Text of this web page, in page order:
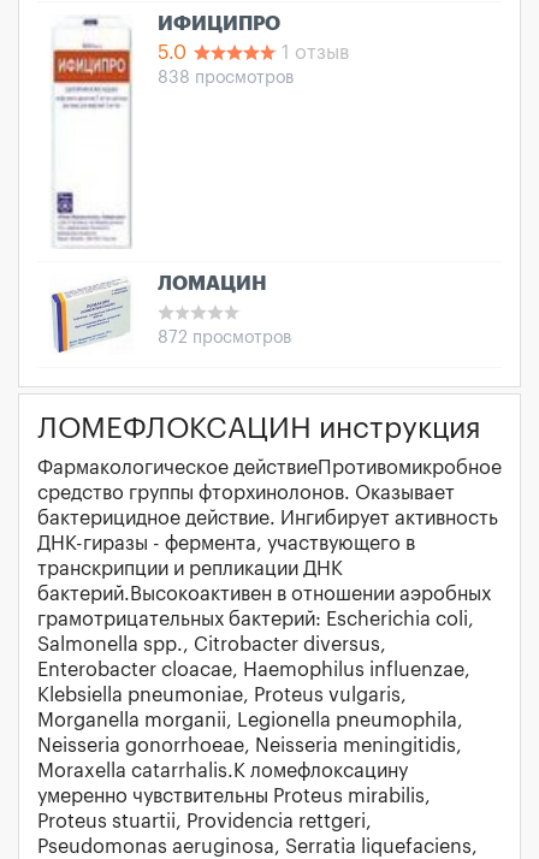
ИФИЦИПРО
5.0
1 отзыв
838 просмотров
ЛОМАЦИН
872 просмотров
ЛОМЕФЛОКСАЦИН инструкция
Фармакологическое действиеПротивомикробное
средство группы фторхинолонов. Оказывает
бактерицидное действие. Ингибирует активность
ДНК-гиразы - фермента, участвующего в
транскрипции и репликации ДНК
бактерий.Высокоактивен в отношении аэробных
грамотрицательных бактерий: Escherichia coli,
Salmonella spp., Citrobacter diversus,
Enterobacter cloacae, Haemophilus influenzae,
Klebsiella pneumoniae, Proteus vulgaris,
Morganella morganii, Legionella pneumophila,
Neisseria gonorrhoeae, Neisseria meningitidis,
Moraxella catarrhalis.К ломефлоксацину
умеренно чувствительны Proteus mirabilis,
Proteus stuartii, Providencia rettgeri,
Pseudomonas aeruginosa, Serratia liquefaciens,